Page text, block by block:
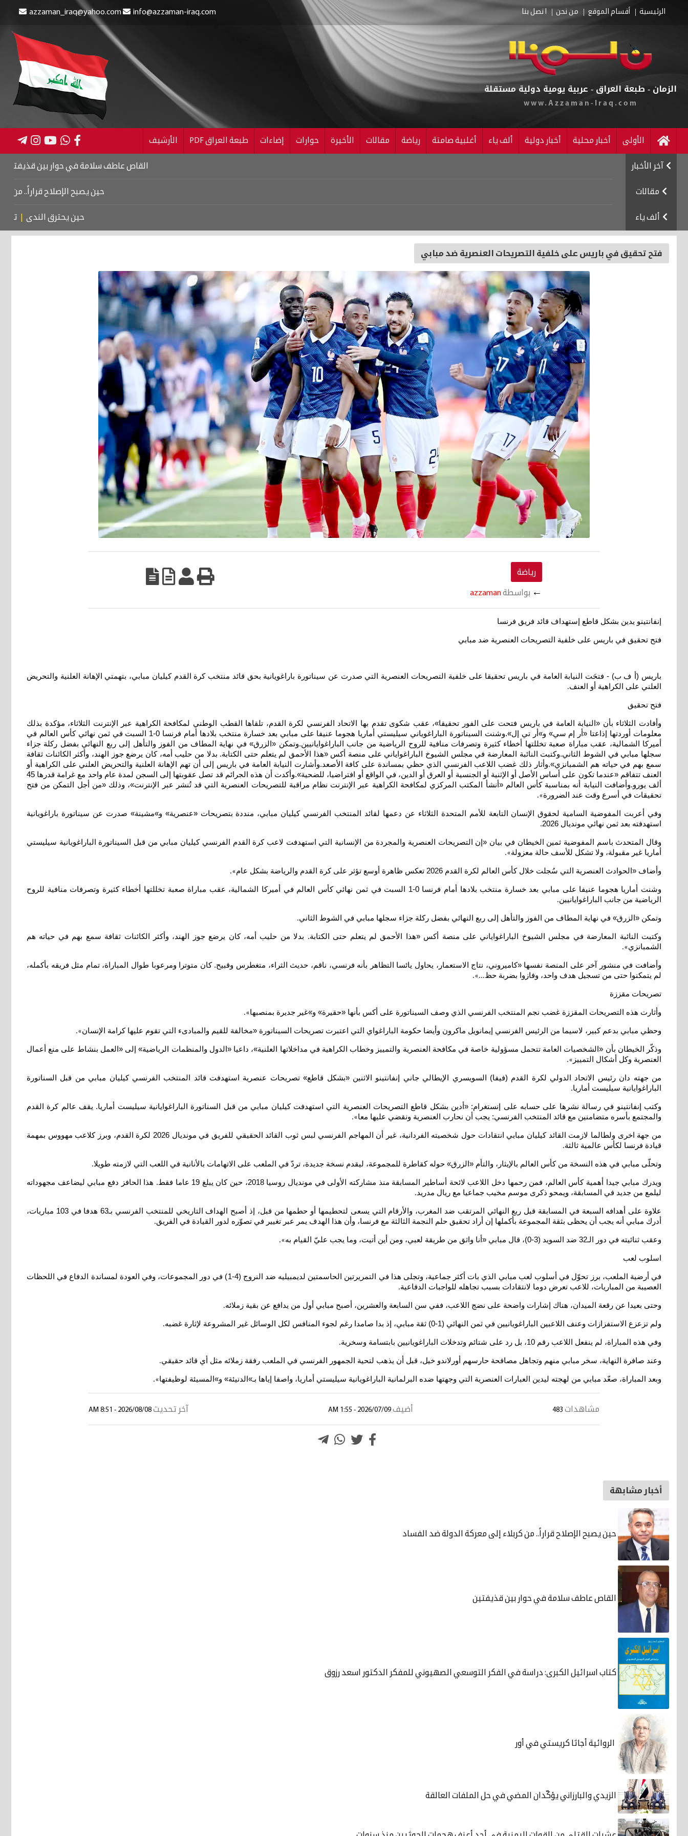
الرئيسية أقسام الموقع من نحن اتصل بنا azzaman_iraq@yahoo.com info@azzaman-iraq.com
الزمان - طبعة العراق - عربية يومية دولية مستقلة
www.Azzaman-Iraq.com
الأولى أخبار محلية أخبار دولية ألف ياء أغلبية صامتة رياضة مقالات الأخيرة حوارات إضاءات طبعة العراق PDF الأرشيف
آخر الأخبار القاص عاطف سلامة في حوار بين قذيفتين | كتاب
مقالات حين يصبح الإصلاح قراراً.. من كربلاء إلى
ألف ياء حين يحترق الندى | تشييع
فتح تحقيق في باريس على خلفية التصريحات العنصرية ضد مبابي
رياضة
← بواسطةazzaman
إنفانتينو يدين بشكل قاطع إستهداف قائد فريق فرنسا
فتح تحقيق في باريس على خلفية التصريحات العنصرية ضد مبابي
باريس (أ ف ب) - فتحَت النيابة العامة في باريس تحقيقا على خلفية التصريحات العنصرية التي صدرت عن سيناتورة باراغويانية بحق قائد منتخب كرة القدم كيليان مبابي، بتهمتي الإهانة العلنية والتحريض
العلني على الكراهية أو العنف.
فتح تحقيق
وأفادت الثلاثاء بأن «النيابة العامة في باريس فتحت على الفور تحقيقا»، عقب شكوى تقدم بها الاتحاد الفرنسي لكرة القدم، تلقاها القطب الوطني لمكافحة الكراهية عبر الإنترنت الثلاثاء، مؤكدة بذلك
معلومات أوردتها إذاعتا «أر إم سي» و»أر تي إل».وشنت السيناتورة الباراغوياني سيليستي أماريا هجوما عنيفا على مبابي بعد خسارة منتخب بلادها أمام فرنسا 0-1 السبت في ثمن نهائي كأس العالم في
أميركا الشمالية، عقب مباراة صعبة تخللتها أخطاء كثيرة وتصرفات منافية للروح الرياضية من جانب الباراغوايانيين.وتمكن «الزرق» في نهاية المطاف من الفوز والتأهل إلى ربع النهائي بفضل ركلة جزاء
سجلها مبابي في الشوط الثاني.وكتبت النائبة المعارضة في مجلس الشيوخ الباراغواياني على منصة أكس «هذا الأحمق لم يتعلم حتى الكتابة. بدلا من حليب أمه، كان يرضع جوز الهند، وأكثر الكائنات ثقافة
سمع بهم في حياته هم الشمبانزي».وأثار ذلك غضب اللاعب الفرنسي الذي حظي بمساندة على كافة الأصعد.وأشارت النيابة العامة في باريس إلى أن تهم الإهانة العلنية والتحريض العلني على الكراهية أو
العنف تتفاقم «عندما تكون على أساس الأصل أو الإثنية أو الجنسية أو العرق أو الدين، في الواقع أو افتراضيا، للضحية».وأكدت أن هذه الجرائم قد تصل عقوبتها إلى السجن لمدة عام واحد مع غرامة قدرها 45
ألف يورو.وأضافت النيابة أنه بمناسبة كأس العالم «أنشأ المكتب المركزي لمكافحة الكراهية عبر الإنترنت نظام مراقبة للتصريحات العنصرية التي قد تُنشر عبر الإنترنت»، وذلك «من أجل التمكن من فتح
تحقيقات في أسرع وقت عند الضرورة».
وفي أعربت المفوضية السامية لحقوق الإنسان التابعة للأمم المتحدة الثلاثاء عن دعمها لقائد المنتخب الفرنسي كيليان مبابي، منددة بتصريحات «عنصرية» و»مشينة» صدرت عن سيناتورة باراغويانية
استهدفته بعد ثمن نهائي مونديال 2026
.
وقال المتحدث باسم المفوضية ثمين الخيطان في بيان «إن التصريحات العنصرية والمجردة من الإنسانية التي استهدفت لاعب كرة القدم الفرنسي كيليان مبابي من قبل السيناتورة الباراغويانية سيليستي
أماريا غير مقبولة، ولا تشكل للأسف حالة معزولة».
وأضاف «الحوادث العنصرية التي سُجلت خلال كأس العالم لكرة القدم 2026 تعكس ظاهرة أوسع تؤثر على كرة القدم والرياضة بشكل عام ».
وشنت أماريا هجوما عنيفا على مبابي بعد خسارة منتخب بلادها أمام فرنسا 0-1 السبت في ثمن نهائي كأس العالم في أميركا الشمالية، عقب مباراة صعبة تخللتها أخطاء كثيرة وتصرفات منافية للروح
الرياضية من جانب الباراغوايانيين.
وتمكن «الزرق» في نهاية المطاف من الفوز والتأهل إلى ربع النهائي بفضل ركلة جزاء سجلها مبابي في الشوط الثاني.
وكتبت النائبة المعارضة في مجلس الشيوخ الباراغواياني على منصة أكس «هذا الأحمق لم يتعلم حتى الكتابة. بدلا من حليب أمه، كان يرضع جوز الهند، وأكثر الكائنات ثقافة سمع بهم في حياته هم
الشمبانزي».
وأضافت في منشور آخر على المنصة نفسها «كاميروني، نتاج الاستعمار، يحاول يائسا التظاهر بأنه فرنسي، ناقم، حديث الثراء، متغطرس وقبيح. كان متوترا ومرعوبا طوال المباراة، تمام مثل فريقه بأكمله،
لم يتمكنوا حتى من تسجيل هدف واحد، وفازوا بضربة حظ...».
تصريحات مقززة
وأثارت هذه التصريحات المقززة غضب نجم المنتخب الفرنسي الذي وصف السيناتورة على أكس بأنها «حقيرة» و»غير جديرة بمنصبها».
وحظي مبابي بدعم كبير، لاسيما من الرئيس الفرنسي إيمانويل ماكرون وأيضا حكومة الباراغواي التي اعتبرت تصريحات السيناتورة «مخالفة للقيم والمبادىء التي تقوم عليها كرامة الإنسان».
وذكّر الخيطان بأن «الشخصيات العامة تتحمل مسؤولية خاصة في مكافحة العنصرية والتمييز وخطاب الكراهية في مداخلاتها العلنية»، داعيا «الدول والمنظمات الرياضية» إلى «العمل بنشاط على منع أعمال
العنصرية وكل أشكال التمييز ».
من جهته دان رئيس الاتحاد الدولي لكرة القدم (فيفا) السويسري الإيطالي جاني إنفانتينو الاثنين «بشكل قاطع» تصريحات عنصرية استهدفت قائد المنتخب الفرنسي كيليان مبابي من قبل السناتورة
الباراغوايانية سيليست أماريا.
وكتب إنفانتينو في رسالة نشرها على حسابه على إنستغرام: «أدين بشكل قاطع التصريحات العنصرية التي استهدفت كيليان مبابي من قبل السناتورة الباراغوايانية سيليست أماريا. يقف عالم كرة القدم
والمجتمع بأسره متضامنين مع قائد المنتخب الفرنسي: يجب أن نحارب العنصرية ونقضي عليها معا».
من جهة اخرى ولطالما لازمت القائد كيليان مبابي انتقادات حول شخصيته الفردانية، غير أن المهاجم الفرنسي لبس ثوب القائد الحقيقي للفريق في مونديال 2026 لكرة القدم، وبرز كلاعب مهووس بمهمة
قيادة فرنسا لكأس عالمية ثالثة.
وتحلّى مبابي في هذه النسخة من كأس العالم بالإيثار، والتأم «الزرق» حوله كقاطرة للمجموعة، ليقدم نسخة جديدة، تردّ في الملعب على الاتهامات بالأنانية في اللعب التي لازمته طويلا.
ويدرك مبابي جيدا أهمية كأس العالم، فمن رحمها دخل اللاعب لائحة أساطير المسابقة منذ مشاركته الأولى في مونديال روسيا 2018، حين كان يبلغ 19 عاما فقط. هذا الحافز دفع مبابي ليضاعف مجهوداته
ليلمع من جديد في المسابقة، ويمحو ذكرى موسم مخيب جماعيا مع ريال مدريد.
علاوة على أهدافه السبعة في المسابقة قبل ربع النهائي المرتقب ضد المغرب، والأرقام التي يسعى لتحطيمها أو حطمها من قبل، إذ أصبح الهداف التاريخي للمنتخب الفرنسي بـ63 هدفا في 103 مباريات،
أدرك مبابي أنه يجب أن يحظى بثقة المجموعة بأكملها إن أراد تحقيق حلم النجمة الثالثة مع فرنسا، وأن هذا الهدف يمر عبر تغيير في تصوّره لدور القيادة في الفريق.
وعقب ثنائيته في دور الـ32 ضد السويد (3-0)، قال مبابي «أنا واثق من طريقة لعبي، ومن أين أتيت، وما يجب عليّ القيام به ».
اسلوب لعب
في أرضية الملعب، برز تحوّل في أسلوب لعب مبابي الذي بات أكثر جماعية، وتجلى هذا في التمريرتين الحاسمتين لديمبيليه ضد النروج (4-1) في دور المجموعات، وفي العودة لمساندة الدفاع في اللحظات
العصيبة من المباريات، للاعب تعرض دوما لانتقادات بسبب تجاهله للواجبات الدفاعية.
وحتى بعيدا عن رقعة الميدان، هناك إشارات واضحة على نضج اللاعب، ففي سن السابعة والعشرين، أصبح مبابي أول من يدافع عن بقية زملائه.
ولم تزعزع الاستفزازات وعنف اللاعبين الباراغويانيين في ثمن النهائي (1-0) ثقة مبابي، إذ بدا صامدا رغم لجوء المنافس لكل الوسائل غير المشروعة لإثارة غضبه .
وفي هذه المباراة، لم ينفعل اللاعب رقم 10، بل رد على شتائم وتدخلات الباراغويانيين بابتسامة وسخرية .
وعند صافرة النهاية، سخر مبابي منهم وتجاهل مصافحة حارسهم أورلاندو خيل، قبل أن يذهب لتحية الجمهور الفرنسي في الملعب رفقة زملائه مثل أي قائد حقيقي.
وبعد المباراة، صعّد مبابي من لهجته ليدين العبارات العنصرية التي وجهتها ضده البرلمانية الباراغويانية سيليستي أماريا، واصفا إياها بـ»الدنيئة» و»المسيئة لوظيفتها».
مشاهدات 483 أضيف 2026/07/09 - 1:55 AM آخر تحديث 2026/08/08 - 8:51 AM
أخبار مشابهة
حين يصبح الإصلاح قراراً.. من كربلاء إلى معركة الدولة ضد الفساد
القاص عاطف سلامة في حوار بين قذيفتين
كتاب اسرائيل الكبرى: دراسة في الفكر التوسعي الصهيوني للمفكر الدكتور اسعد رزوق
الروائية أجاثا كريستي في أور
الزيدي والبارزاني يؤكّدان المضي في حل الملفات العالقة